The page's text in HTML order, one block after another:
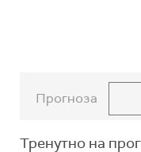
Прогноза
Тренутно на